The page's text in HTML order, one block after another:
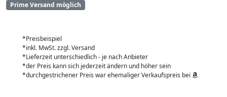
Prime Versand möglich
*Preisbeispiel
*inkl. MwSt. zzgl. Versand
*Lieferzeit unterschiedlich - je nach Anbieter
*der Preis kann sich jederzeit ändern und höher sein
*durchgestrichener Preis war ehemaliger Verkaufspreis bei